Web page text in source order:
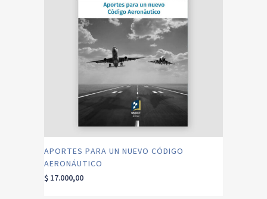
APORTES PARA UN NUEVO CÓDIGO
AERONÁUTICO
$ 17.000,00